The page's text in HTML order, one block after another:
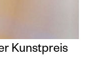
Kunstpreis